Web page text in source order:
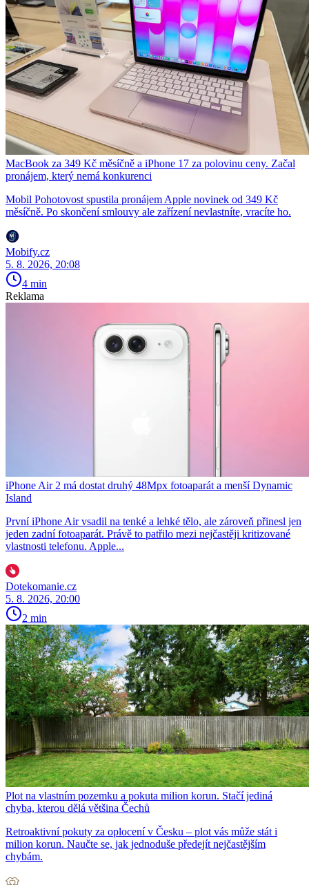
MacBook za 349 Kč měsíčně a iPhone 17 za polovinu ceny. Začal
pronájem, který nemá konkurenci
Mobil Pohotovost spustila pronájem Apple novinek od 349 Kč
měsíčně. Po skončení smlouvy ale zařízení nevlastníte, vracíte ho.
Mobify.cz
5. 8. 2026, 20:08
4 min
Reklama
iPhone Air 2 má dostat druhý 48Mpx fotoaparát a menší Dynamic
Island
První iPhone Air vsadil na tenké a lehké tělo, ale zároveň přinesl jen
jeden zadní fotoaparát. Právě to patřilo mezi nejčastěji kritizované
vlastnosti telefonu. Apple...
Dotekomanie.cz
5. 8. 2026, 20:00
2 min
Plot na vlastním pozemku a pokuta milion korun. Stačí jediná
chyba, kterou dělá většina Čechů
Retroaktivní pokuty za oplocení v Česku – plot vás může stát i
milion korun. Naučte se, jak jednoduše předejít nejčastějším
chybám.